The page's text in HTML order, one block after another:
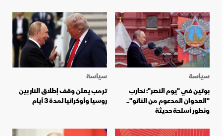
سياسة
بوتين في "يوم النصر": نحارب
"العدوان المدعوم من الناتو"..
ونطور أسلحة حديثة
سياسة
ترمب يعلن وقف إطلاق النار بين
روسيا وأوكرانيا لمدة 3 أيام